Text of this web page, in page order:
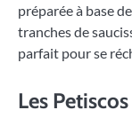
préparée à base
tranches de
parfait pour se
Les